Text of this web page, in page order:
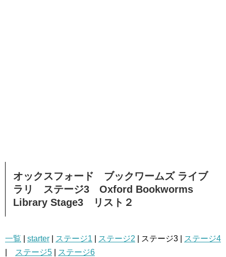
オックスフォード ブックワームズ ライブ
ラリ ステージ3 Oxford Bookworms
Library Stage3 リスト２
一覧 starter ステージ1 ステージ2 | ステージ3 |
ステージ4
ステージ5 ステージ6